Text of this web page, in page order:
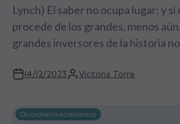
Lynch) El saber no ocupa lugar; y
procede de los grandes, menos
grandes inversores de la historia
14/12/2023 Victoria Torre
Diccionario económico